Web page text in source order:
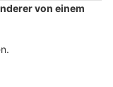
von einem